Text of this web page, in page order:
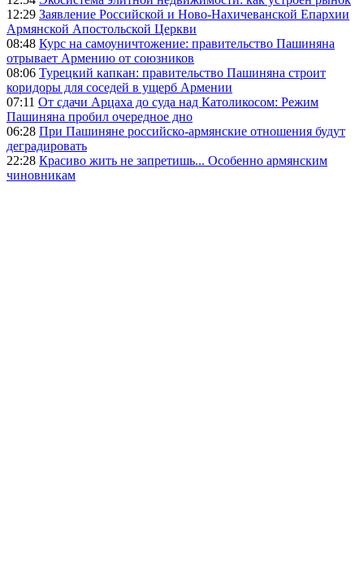
12:29 Заявление Российской и Ново-Нахичеванской Епархии
Армянской Апостольской Церкви
08:48 Курс на самоуничтожение: правительство Пашиняна
отрывает Армению от союзников
08:06 Турецкий капкан: правительство Пашиняна строит
коридоры для соседей в ущерб Армении
07:11 От сдачи Арцаха до суда над Католикосом: Режим
Пашиняна пробил очередное дно
06:28 При Пашиняне российско-армянские отношения будут
деградировать
22:28 Красиво жить не запретишь... Особенно армянским
чиновникам